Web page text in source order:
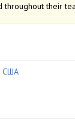
throughout their
США